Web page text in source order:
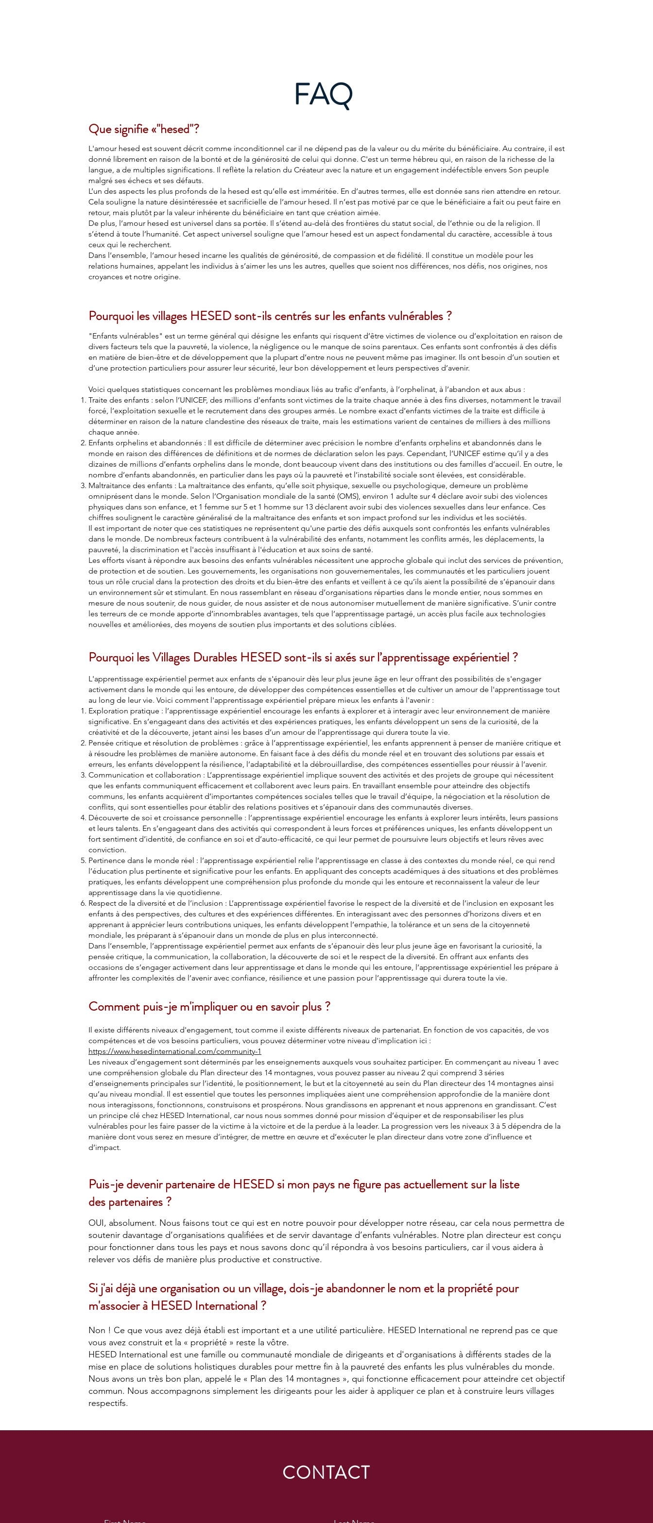
FAQ
Que signifie «"hesed"?
L'amour hesed est souvent décrit comme inconditionnel car il ne dépend pas de la valeur ou du mérite du bénéficiaire. Au contraire, il est
donné librement en raison de la bonté et de la générosité de celui qui donne. C'est un terme hébreu qui, en raison de la richesse de la
langue, a de multiples significations. Il reflète la relation du Créateur avec la nature et un engagement indéfectible envers Son peuple
malgré ses échecs et ses défauts.
L’un des aspects les plus profonds de la hesed est qu’elle est imméritée. En d’autres termes, elle est donnée sans rien attendre en retour.
Cela souligne la nature désintéressée et sacrificielle de l’amour hesed. Il n’est pas motivé par ce que le bénéficiaire a fait ou peut faire en
retour, mais plutôt par la valeur inhérente du bénéficiaire en tant que création aimée.
De plus, l’amour hesed est universel dans sa portée. Il s’étend au-delà des frontières du statut social, de l’ethnie ou de la religion. Il
s’étend à toute l’humanité. Cet aspect universel souligne que l’amour hesed est un aspect fondamental du caractère, accessible à tous
ceux qui le recherchent.
Dans l’ensemble, l’amour hesed incarne les qualités de générosité, de compassion et de fidélité. Il constitue un modèle pour les
relations humaines, appelant les individus à s’aimer les uns les autres, quelles que soient nos différences, nos défis, nos origines, nos
croyances et notre origine.
Pourquoi les villages HESED sont-ils centrés sur les enfants vulnérables ?
"Enfants vulnérables" est un terme général qui désigne les enfants qui risquent d’être victimes de violence ou d’exploitation en raison de
divers facteurs tels que la pauvreté, la violence, la négligence ou le manque de soins parentaux. Ces enfants sont confrontés à des défis
en matière de bien-être et de développement que la plupart d’entre nous ne peuvent même pas imaginer. Ils ont besoin d’un soutien et
d’une protection particuliers pour assurer leur sécurité, leur bon développement et leurs perspectives d’avenir.
Voici quelques statistiques concernant les problèmes mondiaux liés au trafic d’enfants, à l’orphelinat, à l’abandon et aux abus :
Traite des enfants : selon l’UNICEF, des millions d’enfants sont victimes de la traite chaque année à des fins diverses, notamment le travail
forcé, l’exploitation sexuelle et le recrutement dans des groupes armés. Le nombre exact d’enfants victimes de la traite est difficile à
déterminer en raison de la nature clandestine des réseaux de traite, mais les estimations varient de centaines de milliers à des millions
chaque année.
Enfants orphelins et abandonnés : Il est difficile de déterminer avec précision le nombre d’enfants orphelins et abandonnés dans le
monde en raison des différences de définitions et de normes de déclaration selon les pays. Cependant, l’UNICEF estime qu’il y a des
dizaines de millions d’enfants orphelins dans le monde, dont beaucoup vivent dans des institutions ou des familles d’accueil. En outre, le
nombre d’enfants abandonnés, en particulier dans les pays où la pauvreté et l’instabilité sociale sont élevées, est considérable.
Maltraitance des enfants : La maltraitance des enfants, qu’elle soit physique, sexuelle ou psychologique, demeure un problème
omniprésent dans le monde. Selon l’Organisation mondiale de la santé (OMS), environ 1 adulte sur 4 déclare avoir subi des violences
physiques dans son enfance, et 1 femme sur 5 et 1 homme sur 13 déclarent avoir subi des violences sexuelles dans leur enfance. Ces
chiffres soulignent le caractère généralisé de la maltraitance des enfants et son impact profond sur les individus et les sociétés.
Il est important de noter que ces statistiques ne représentent qu'une partie des défis auxquels sont confrontés les enfants vulnérables
dans le monde. De nombreux facteurs contribuent à la vulnérabilité des enfants, notamment les conflits armés, les déplacements, la
pauvreté, la discrimination et l'accès insuffisant à l'éducation et aux soins de santé.
Les efforts visant à répondre aux besoins des enfants vulnérables nécessitent une approche globale qui inclut des services de prévention,
de protection et de soutien. Les gouvernements, les organisations non gouvernementales, les communautés et les particuliers jouent
tous un rôle crucial dans la protection des droits et du bien-être des enfants et veillent à ce qu’ils aient la possibilité de s’épanouir dans
un environnement sûr et stimulant. En nous rassemblant en réseau d’organisations réparties dans le monde entier, nous sommes en
mesure de nous soutenir, de nous guider, de nous assister et de nous autonomiser mutuellement de manière significative. S’unir contre
les terreurs de ce monde apporte d’innombrables avantages, tels que l’apprentissage partagé, un accès plus facile aux technologies
nouvelles et améliorées, des moyens de soutien plus importants et des solutions ciblées.
Pourquoi les Villages Durables HESED sont-ils si axés sur l’apprentissage expérientiel ?
L'apprentissage expérientiel permet aux enfants de s'épanouir dès leur plus jeune âge en leur offrant des possibilités de s'engager
activement dans le monde qui les entoure, de développer des compétences essentielles et de cultiver un amour de l'apprentissage tout
au long de leur vie. Voici comment l'apprentissage expérientiel prépare mieux les enfants à l'avenir :
Exploration pratique : l’apprentissage expérientiel encourage les enfants à explorer et à interagir avec leur environnement de manière
significative. En s’engageant dans des activités et des expériences pratiques, les enfants développent un sens de la curiosité, de la
créativité et de la découverte, jetant ainsi les bases d’un amour de l’apprentissage qui durera toute la vie.
Pensée critique et résolution de problèmes : grâce à l’apprentissage expérientiel, les enfants apprennent à penser de manière critique et
à résoudre les problèmes de manière autonome. En faisant face à des défis du monde réel et en trouvant des solutions par essais et
erreurs, les enfants développent la résilience, l’adaptabilité et la débrouillardise, des compétences essentielles pour réussir à l’avenir.
Communication et collaboration : L’apprentissage expérientiel implique souvent des activités et des projets de groupe qui nécessitent
que les enfants communiquent efficacement et collaborent avec leurs pairs. En travaillant ensemble pour atteindre des objectifs
communs, les enfants acquièrent d’importantes compétences sociales telles que le travail d’équipe, la négociation et la résolution de
conflits, qui sont essentielles pour établir des relations positives et s’épanouir dans des communautés diverses.
Découverte de soi et croissance personnelle : l’apprentissage expérientiel encourage les enfants à explorer leurs intérêts, leurs passions
et leurs talents. En s’engageant dans des activités qui correspondent à leurs forces et préférences uniques, les enfants développent un
fort sentiment d’identité, de confiance en soi et d’auto-efficacité, ce qui leur permet de poursuivre leurs objectifs et leurs rêves avec
conviction.
Pertinence dans le monde réel : l’apprentissage expérientiel relie l’apprentissage en classe à des contextes du monde réel, ce qui rend
l’éducation plus pertinente et significative pour les enfants. En appliquant des concepts académiques à des situations et des problèmes
pratiques, les enfants développent une compréhension plus profonde du monde qui les entoure et reconnaissent la valeur de leur
apprentissage dans la vie quotidienne.
Respect de la diversité et de l’inclusion : L’apprentissage expérientiel favorise le respect de la diversité et de l’inclusion en exposant les
enfants à des perspectives, des cultures et des expériences différentes. En interagissant avec des personnes d’horizons divers et en
apprenant à apprécier leurs contributions uniques, les enfants développent l’empathie, la tolérance et un sens de la citoyenneté
mondiale, les préparant à s’épanouir dans un monde de plus en plus interconnecté.
Dans l’ensemble, l’apprentissage expérientiel permet aux enfants de s’épanouir dès leur plus jeune âge en favorisant la curiosité, la
pensée critique, la communication, la collaboration, la découverte de soi et le respect de la diversité. En offrant aux enfants des
occasions de s’engager activement dans leur apprentissage et dans le monde qui les entoure, l’apprentissage expérientiel les prépare à
affronter les complexités de l’avenir avec confiance, résilience et une passion pour l’apprentissage qui durera toute la vie.
Comment puis-je m'impliquer ou en savoir plus ?
Il existe différents niveaux d'engagement, tout comme il existe différents niveaux de partenariat. En fonction de vos capacités, de vos
compétences et de vos besoins particuliers, vous pouvez déterminer votre niveau d'implication ici :
https://www.hesedinternational.com/community-1
Les niveaux d’engagement sont déterminés par les enseignements auxquels vous souhaitez participer. En commençant au niveau 1 avec
une compréhension globale du Plan directeur des 14 montagnes, vous pouvez passer au niveau 2 qui comprend 3 séries
d’enseignements principales sur l’identité, le positionnement, le but et la citoyenneté au sein du Plan directeur des 14 montagnes ainsi
qu’au niveau mondial. Il est essentiel que toutes les personnes impliquées aient une compréhension approfondie de la manière dont
nous interagissons, fonctionnons, construisons et prospérons. Nous grandissons en apprenant et nous apprenons en grandissant. C’est
un principe clé chez HESED International, car nous nous sommes donné pour mission d’équiper et de responsabiliser les plus
vulnérables pour les faire passer de la victime à la victoire et de la perdue à la leader. La progression vers les niveaux 3 à 5 dépendra de la
manière dont vous serez en mesure d’intégrer, de mettre en œuvre et d’exécuter le plan directeur dans votre zone d’influence et
d’impact.
Puis-je devenir partenaire de HESED si mon pays ne figure pas actuellement sur la liste
des partenaires ?
OUI, absolument. Nous faisons tout ce qui est en notre pouvoir pour développer notre réseau, car cela nous permettra de
soutenir davantage d’organisations qualifiées et de servir davantage d’enfants vulnérables. Notre plan directeur est conçu
pour fonctionner dans tous les pays et nous savons donc qu’il répondra à vos besoins particuliers, car il vous aidera à
relever vos défis de manière plus productive et constructive.
Si j'ai déjà une organisation ou un village, dois-je abandonner le nom et la propriété pour
m'associer à HESED International ?
Non ! Ce que vous avez déjà établi est important et a une utilité particulière. HESED International ne reprend pas ce que
vous avez construit et la « propriété » reste la vôtre.
HESED International est une famille ou communauté mondiale de dirigeants et d'organisations à différents stades de la
mise en place de solutions holistiques durables pour mettre fin à la pauvreté des enfants les plus vulnérables du monde.
Nous avons un très bon plan, appelé le « Plan des 14 montagnes », qui fonctionne efficacement pour atteindre cet objectif
commun. Nous accompagnons simplement les dirigeants pour les aider à appliquer ce plan et à construire leurs villages
respectifs.
CONTACT